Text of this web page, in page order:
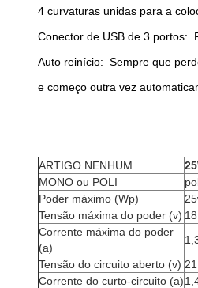
4 curvaturas unidas para a
Conector de USB de 3 portos:
Auto reinício: Sempre que
e começo outra vez
ARTIGO NENHUM
MONO ou POLI
Poder máximo (Wp)
Tensão máxima do poder (v) 18
Corrente máxima do poder
(a)
Tensão do circuito aberto (v)
Corrente do curto-circuito (a)